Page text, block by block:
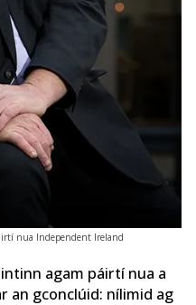
nua Independent Ireland
agam páirtí nua a
an gconclúid: nílimid ag